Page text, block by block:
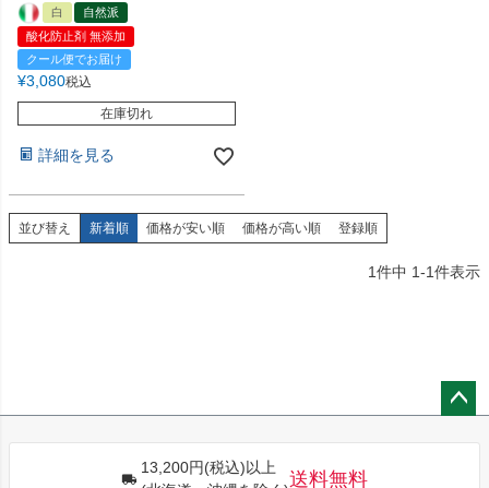
白
自然派
酸化防止剤 無添加
クール便でお届け
¥3,080税込
在庫切れ
詳細を見る
並び替え 新着順 価格が安い順 価格が高い順 登録順
1件中 1-1件表示
13,200円(税込)以上
送料無料